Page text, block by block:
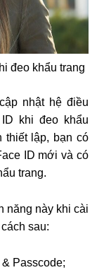
đeo khẩu trang
nhật hệ điều
khi đeo khẩu
thiết lập, bạn có
ID mới và có
trang.
năng này khi cài
sau:
Passcode;